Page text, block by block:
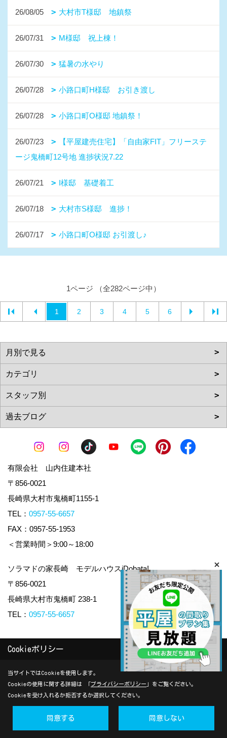
26/08/05 大村市T様邸 地鎮祭
26/07/31 M様邸 祝上棟！
26/07/30 猛暑の水やり
26/07/28 小路口町H様邸 お引き渡し
26/07/28 小路口町O様邸 地鎮祭！
26/07/23
【平屋建売住宅】「自由家FIT」フリーステ
ージ鬼橋町12号地 進捗状況7.22
26/07/21 I様邸 基礎着工
26/07/18 大村市S様邸 進捗！
26/07/17 小路口町O様邸 お引渡し♪
1ページ （全282ページ中）
1 2 3 4 5 6
有限会社 山内住建本社
〒856-0021
長崎県大村市鬼橋町1155-1
TEL： 0957-55-6657
FAX：0957-55-1953
＜営業時間＞9:00～18:00
ソラマドの家長崎 モデルハウスiDobata!
〒856-0021
長崎県大村市鬼橋町 238-1
TEL： 0957-55-6657
＜営業時間＞9:00～18:00
Copyright (c) yamauchi-jyuken. All Rights Reserved.
Cookieポリシー
当サイトではCookieを使用します。
Cookieの使用に関する詳細は 「プライバシーポリシー 」をご覧ください。
Cookieを受け入れるか拒否するか選択してください。
同意する 同意しない